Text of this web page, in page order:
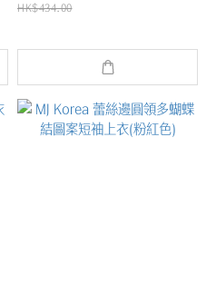
HK$434.00